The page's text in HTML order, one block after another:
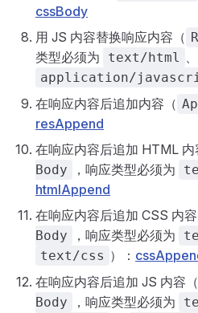
cssBody
用 JS 内容替换响应内容（
类型必须为
text/html 、
application/
在响应内容后追加内容（
resAppend
在响应内容后追加 HTML 内
Body
，响应类型必须为
htmlAppend
在响应内容后追加 CSS 内
Body
，响应类型必须为
text/css ）：
在响应内容后追加 JS 内容（
Body
，响应类型必须为